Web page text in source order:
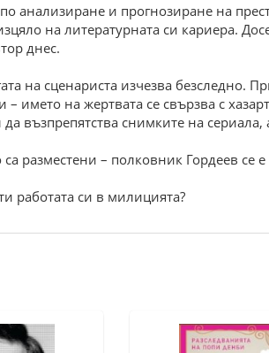
анализиране и прогнозиране на
на литературната си кариера.
днес.
на сценариста изчезва безследно.
името на жертвата се свързва с
възпрепятства снимките на сериала,
разместени – полковник Гордеев се е
работата си в милицията?